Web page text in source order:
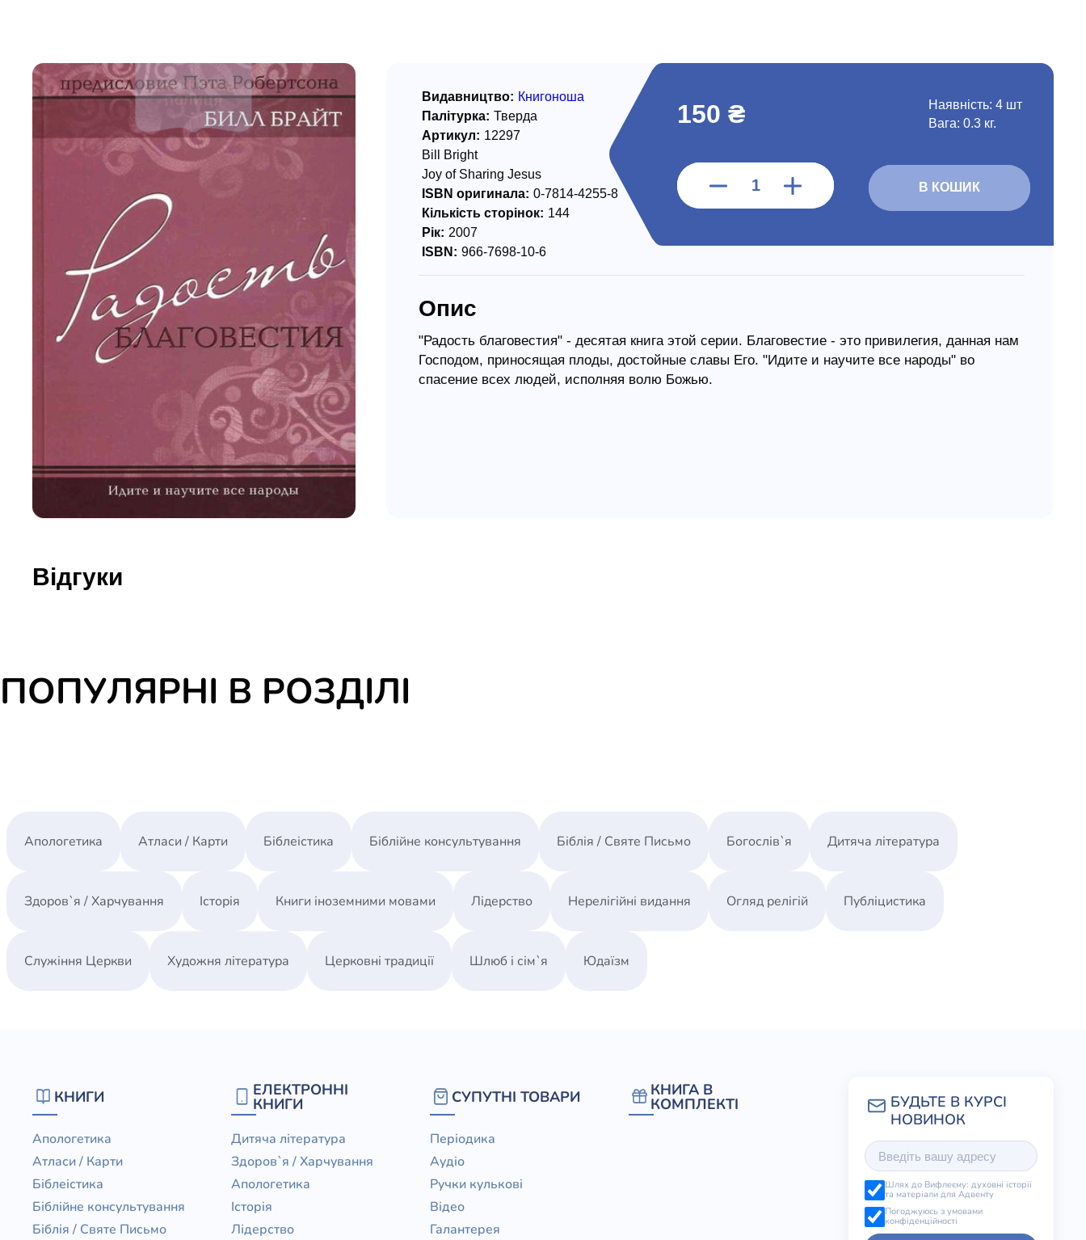
Новинки
Свіжі надходження, актуальна
література та нові автори на нашій
Історія
Книги іноземними мовами
Лідерство
Нерелігійні видання
Публіцистика
Богослів`я
Шлюб і сім`я
Здоров`я / Харчування
Юдаїзм
Огляд релігій
Художня література
150 ₴ Наявність: 4 шт
Вага: 0.3 кг.
В КОШИК
Видавництво: Книгоноша
Палітурка: Тверда
Артикул: 12297
Bill Bright
Joy of Sharing Jesus
ISBN оригинала: 0-7814-4255-8
Кількість сторінок: 144
Рік: 2007
ISBN: 966-7698-10-6
Опис
"Радость благовестия" - десятая книга этой серии. Благовестие - это привилегия, данная нам
Господом, приносящая плоды, достойные славы Его. "Идите и научите все народы" во
спасение всех людей, исполняя волю Божью.
Відгуки
ПОПУЛЯРНІ В РОЗДІЛІ
Апологетика Атласи / Карти Біблеістика Біблійне консультування Біблія / Святе Письмо Богослів`я Дитяча література
Здоров`я / Харчування Історія Книги іноземними мовами Лідерство Нерелігійні видання Огляд релігій Публіцистика
Служіння Церкви Художня література Церковні традиції Шлюб і сім`я Юдаїзм
КНИГИ
Апологетика
Атласи / Карти
Біблеістика
Біблійне консультування
Біблія / Святе Письмо
ЕЛЕКТРОННІ
КНИГИ
Дитяча література
Здоров`я / Харчування
Апологетика
Історія
Лідерство
СУПУТНІ ТОВАРИ
Періодика
Аудіо
Ручки кулькові
Відео
Галантерея
КНИГА В
КОМПЛЕКТІ
Шлях до Вифлеєму: духовні історії
та матеріали для Адвенту
Погоджуюсь з умовами
конфіденційності